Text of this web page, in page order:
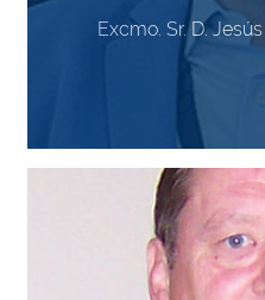
Excmo. Sr. D.